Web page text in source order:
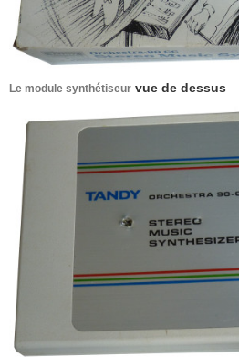
Le module synthétiseur vue de dessus